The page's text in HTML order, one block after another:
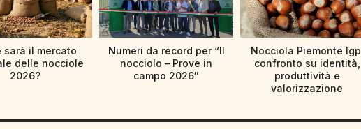
sarà il mercato
delle nocciole
2026?
Numeri da record per “Il
nocciolo – Prove in
campo 2026″
Nocciola Piemonte Igp,
confronto su identità,
produttività e
valorizzazione